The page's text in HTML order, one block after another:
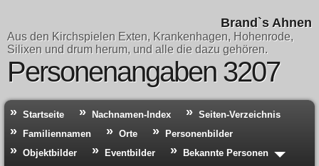
Brand`s Ahnen
Aus den Kirchspielen Exten, Krankenhagen, Hohenrode,
Silixen und drum herum, und alle die dazu gehören.
Personenangaben 3207
Startseite Nachnamen-Index
Seiten-Verzeichnis
Familiennamen
Orte
Personenbilder
Objektbilder
Eventbilder
Bekannte Personen